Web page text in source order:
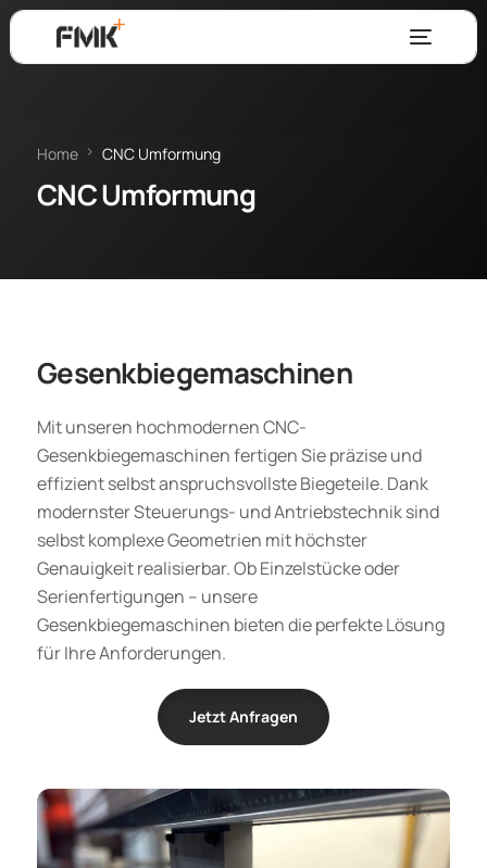
Home CNC Umformung
CNC Umformung
Gesenkbiegemaschinen
Mit unseren hochmodernen CNC-
Gesenkbiegemaschinen fertigen Sie präzise und
effizient selbst anspruchsvollste Biegeteile. Dank
modernster Steuerungs- und Antriebstechnik sind
selbst komplexe Geometrien mit höchster
Genauigkeit realisierbar. Ob Einzelstücke oder
Serienfertigungen – unsere
Gesenkbiegemaschinen bieten die perfekte Lösung
für Ihre Anforderungen.
Jetzt Anfragen